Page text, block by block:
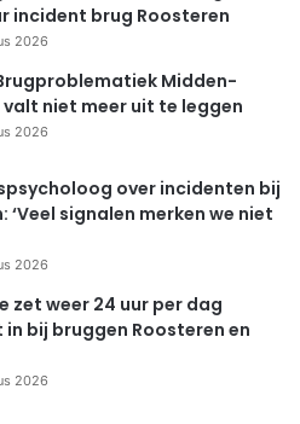
incident brug Roosteren
2026
Midden-
valt niet meer uit te leggen
2026
over incidenten bij
‘Veel signalen merken we niet
2026
zet weer 24 uur per dag
bij bruggen Roosteren en
2026